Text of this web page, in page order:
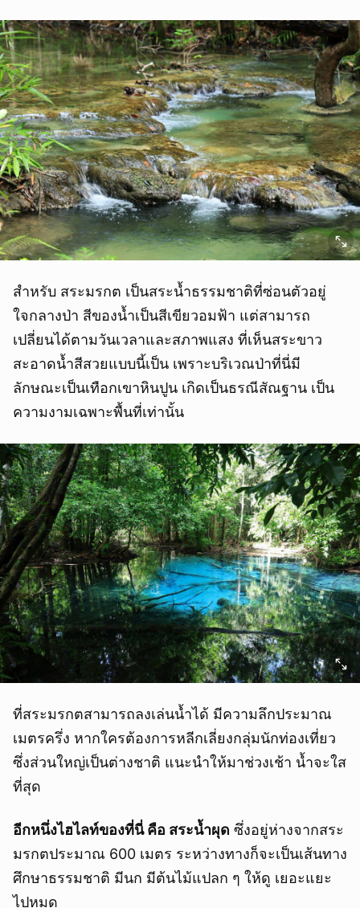
สำหรับ สระมรกต เป็นสระน้ำธรรมชาติที่ซ่อนตัวอยู่
ใจกลางป่า สีของน้ำเป็นสีเขียวอมฟ้า แต่สามารถ
เปลี่ยนได้ตามวันเวลาและสภาพแสง ที่เห็นสระขาว
สะอาดน้ำสีสวยแบบนี้เป็น เพราะบริเวณป่าที่นี่มี
ลักษณะเป็นเทือกเขาหินปูน เกิดเป็นธรณีสัณฐาน เป็น
ความงามเฉพาะพื้นที่เท่านั้น
ที่สระมรกตสามารถลงเล่นน้ำได้ มีความลึกประมาณ
เมตรครึ่ง หากใครต้องการหลีกเลี่ยงกลุ่มนักท่องเที่ยว
ซึ่งส่วนใหญ่เป็นต่างชาติ แนะนำให้มาช่วงเช้า น้ำจะใส
ที่สุด
อีกหนึ่งไฮไลท์ของที่นี่ คือ สระน้ำผุด ซึ่งอยู่ห่างจากสระ
มรกตประมาณ 600 เมตร ระหว่างทางก็จะเป็นเส้นทาง
ศึกษาธรรมชาติ มีนก มีต้นไม้แปลก ๆ ให้ดู เยอะแยะ
ไปหมด